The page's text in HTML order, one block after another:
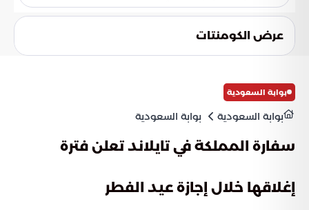
المحتملة. هذا الالتزام يعكس أيضاً دور المنظومة الضريبية في
عرض الكومنتات
بوابة السعودية
بوابة السعودية بوابة السعودية
سفارة المملكة في تايلاند تعلن فترة
إغلاقها خلال إجازة عيد الفطر